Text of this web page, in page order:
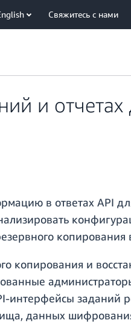
Свяжитесь с нами
и отчетах
в ответах API
копирования и
интерфейсы заданий
данных